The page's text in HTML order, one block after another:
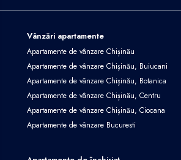
Vânzări apartamente
Apartamente de vânzare Chișinău
Apartamente de vânzare Chișinău, Buiucani
Apartamente de vânzare Chișinău, Botanica
Apartamente de vânzare Chișinău, Centru
Apartamente de vânzare Chișinău, Ciocana
Apartamente de vânzare Bucuresti